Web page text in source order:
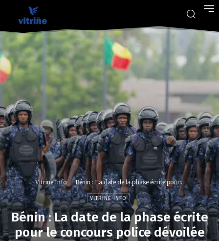
Vitrine Info Bénin : La date de la phase écrite pour...
VITRINE INFO
Bénin : La date de la phase écrite
pour le concours police dévoilée